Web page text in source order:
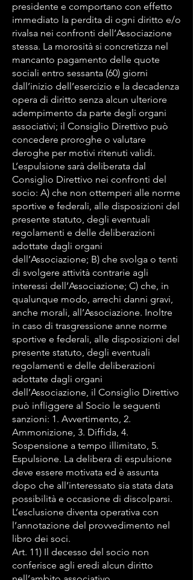
presidente e comportano con effetto
immediato la perdita di ogni diritto e/o
rivalsa nei confronti dell’Associazione
stessa. La morosità si concretizza nel
mancanto pagamento delle quote
sociali entro sessanta (60) giorni
dall’inizio dell’esercizio e la decadenza
opera di diritto senza alcun ulteriore
adempimento da parte degli organi
associativi; il Consiglio Direttivo può
concedere proroghe o valutare
deroghe per motivi ritenuti validi.
L’espulsione sarà deliberata dal
Consiglio Direttivo nei confronti del
socio: A) che non ottemperi alle norme
sportive e federali, alle disposizioni del
presente statuto, degli eventuali
regolamenti e delle deliberazioni
adottate dagli organi
dell’Associazione; B) che svolga o tenti
di svolgere attività contrarie agli
interessi dell’Associazione; C) che, in
qualunque modo, arrechi danni gravi,
anche morali, all’Associazione. Inoltre
in caso di trasgressione anne norme
sportive e federali, alle disposizioni del
presente statuto, degli eventuali
regolamenti e delle deliberazioni
adottate dagli organi
dell’Associazione, il Consiglio Direttivo
può infliggere al Socio le seguenti
sanzioni: 1. Avvertimento, 2.
Ammonizione, 3. Diffida, 4.
Sospensione a tempo illimitato, 5.
Espulsione. La delibera di espulsione
deve essere motivata ed è assunta
dopo che all’interessato sia stata data
possibilità e occasione di discolparsi.
L’esclusione diventa operativa con
l’annotazione del provvedimento nel
libro dei soci.
Art. 11) Il decesso del socio non
conferisce agli eredi alcun diritto